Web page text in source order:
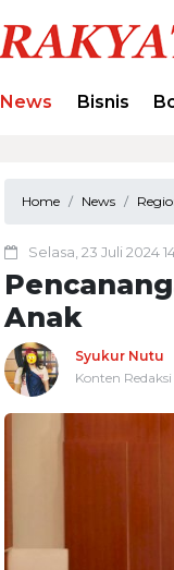
News Bisnis
Home News
Selasa, 23 Juli 2024
Anak
Syukur Nutu
Konten